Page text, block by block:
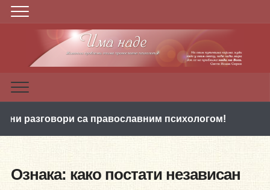
са православним психологом!
Ознака: како постати независан